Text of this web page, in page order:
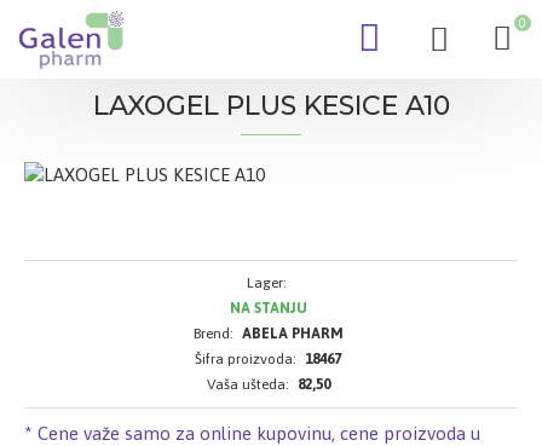
0
LAXOGEL PLUS KESICE A10
* Cene važe samo za online kupovinu, cene proizvoda u
Lager:
NA STANJU
Brend: ABELA PHARM
Šifra proizvoda:
18467
Vaša ušteda:
82,50